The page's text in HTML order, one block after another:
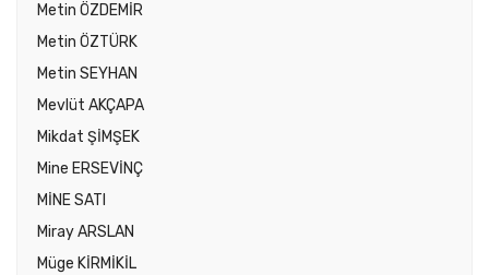
Metin ÖZDEMİR
Metin ÖZTÜRK
Metin SEYHAN
Mevlüt AKÇAPA
Mikdat ŞİMŞEK
Mine ERSEVİNÇ
MİNE SATI
Miray ARSLAN
Müge KİRMİKİL